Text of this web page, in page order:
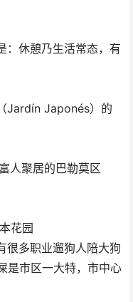
：休憩乃生活常态，有
Jardín Japonés）的
人聚居的巴勒莫区
花园
很多职业遛狗人陪大狗
是市区一大特，市中心